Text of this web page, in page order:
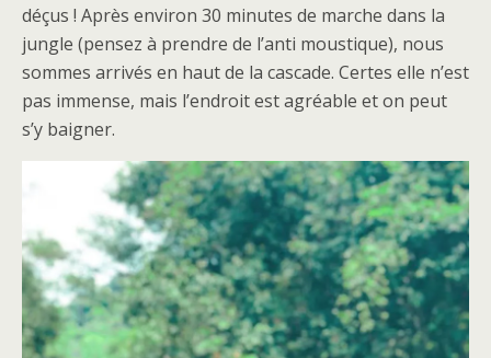
déçus ! Après environ 30 minutes de marche dans la
jungle (pensez à prendre de l’anti moustique), nous
sommes arrivés en haut de la cascade. Certes elle n’est
pas immense, mais l’endroit est agréable et on peut
s’y baigner.